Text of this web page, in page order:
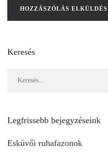
Keresés
Legfrissebb bejegyzéseink
Esküvői ruhafazonok